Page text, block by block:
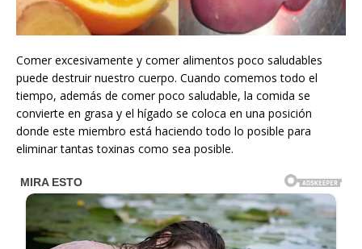
Comer excesivamente y comer alimentos poco saludables
puede destruir nuestro cuerpo. Cuando comemos todo el
tiempo, además de comer poco saludable, la comida se
convierte en grasa y el hígado se coloca en una posición
donde este miembro está haciendo todo lo posible para
eliminar tantas toxinas como sea posible.